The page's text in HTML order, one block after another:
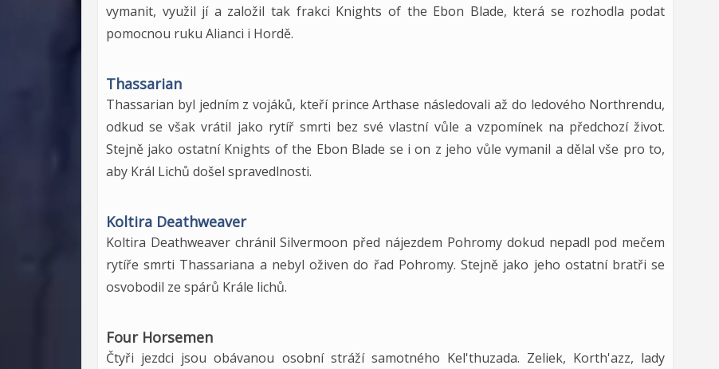
vymanit, využil jí a založil tak frakci Knights of the Ebon Blade, která se rozhodla podat
pomocnou ruku Alianci i Hordě.
Thassarian
Thassarian byl jedním z vojáků, kteří prince Arthase následovali až do ledového Northrendu,
odkud se však vrátil jako rytíř smrti bez své vlastní vůle a vzpomínek na předchozí život.
Stejně jako ostatní Knights of the Ebon Blade se i on z jeho vůle vymanil a dělal vše pro to,
aby Král Lichů došel spravedlnosti.
Koltira Deathweaver
Koltira Deathweaver chránil Silvermoon před nájezdem Pohromy dokud nepadl pod mečem
rytíře smrti Thassariana a nebyl oživen do řad Pohromy. Stejně jako jeho ostatní bratři se
osvobodil ze spárů Krále lichů.
Four Horsemen
Čtyři jezdci jsou obávanou osobní stráží samotného Kel'thuzada. Zeliek, Korth'azz, lady